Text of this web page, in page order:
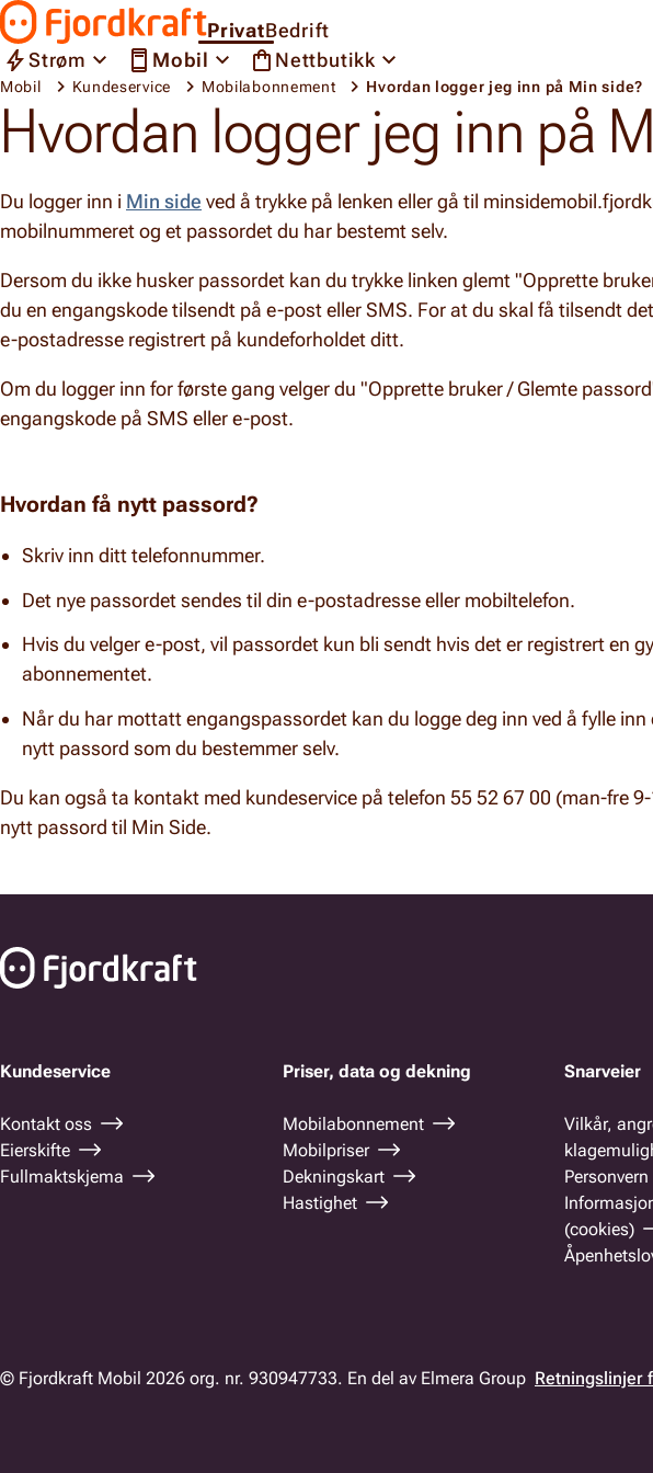
Hopp til innhold
Gå til forsiden
PrivatBedrift
Strøm
Mobil Nettbutikk
Mobil Kundeservice Mobilabonnement Hvordan logger jeg inn på Min side?
Hvordan logger jeg inn på
Du logger inn i Min side ved å trykke på lenken eller gå til
mobilnummeret og et passordet du har bestemt selv.
Dersom du ikke husker passordet kan du trykke linken glemt "Opprette
du en engangskode tilsendt på e-post eller SMS. For at du skal få tilsendt
e-postadresse registrert på kundeforholdet ditt.
Om du logger inn for første gang velger du "Opprette bruker / Glemte
engangskode på SMS eller e-post.
Hvordan få nytt passord?
Skriv inn ditt telefonnummer.
Det nye passordet sendes til din e-postadresse eller mobiltelefon.
Hvis du velger e-post, vil passordet kun bli sendt hvis det er registrert en
abonnementet.
Når du har mottatt engangspassordet kan du logge deg inn ved å fylle
nytt passord som du bestemmer selv.
Du kan også ta kontakt med kundeservice på telefon 55 52 67 00 (man-fre
nytt passord til Min Side.
Kundeservice
Kontakt oss
Eierskifte
Fullmaktskjema
Priser, data og dekning
Mobilabonnement
Mobilpriser
Dekningskart
Hastighet
Snarveier
Vilkår,
Personvern
(cookies)
© Fjordkraft Mobil 2026 org. nr. 930947733. En del av Elmera Group Retningslinjer